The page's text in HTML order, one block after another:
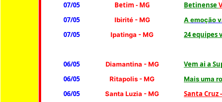
07/05
Betim - MG Betinense
07/05
Ibirité- MG A emoção
07/05 Ipatinga - MG 24 equipes
06/05 Diamantina - MG
Vem ai a
06/05
Ritapolis - MG Mais uma
06/05 Santa Luzia - MG
Santa Cruz